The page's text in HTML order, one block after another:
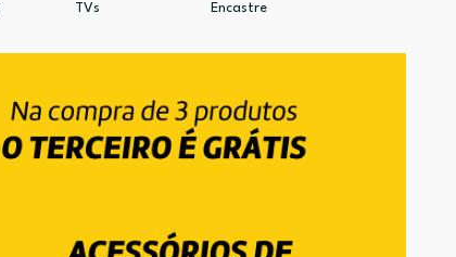
TVs Encastre